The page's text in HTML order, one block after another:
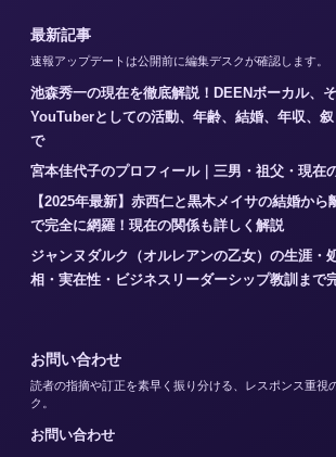
最新記事
速報アップデートは公開前に編集デスクが確認します。
池森秀一の現在を徹底解説！DEENボーカル、そ
YouTuberとしての活動、年齢、結婚、年収、
で
宮本佳代子のプロフィール｜三男・祖父・現在
【2025年最新】赤西仁と黒木メイサの結婚から
で完全に網羅！現在の関係も詳しく解説
ジャンヌダルク（オルレアンの乙女）の生涯・
相・実在性・ビジネスリーダーシップ教訓まで
お問い合わせ
読者の指摘や訂正を素早く振り分ける、レスポンス重視
ク。
お問い合わせ